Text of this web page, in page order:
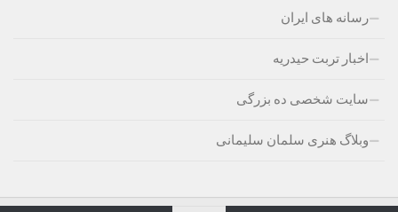
رسانه های ایران
اخبار تربت حیدریه
سایت شخصی ده بزرگی
وبلاگ هنری سلمان سلیمانی